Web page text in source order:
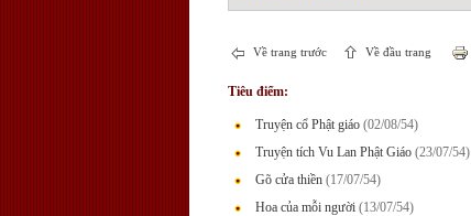
Về trang trước Về đầu trang
Tiêu điểm:
Truyện cổ Phật giáo (02/08/54)
Truyện tích Vu Lan Phật Giáo (23/07/54)
Gõ cửa thiền (17/07/54)
Hoa của mỗi người (13/07/54)